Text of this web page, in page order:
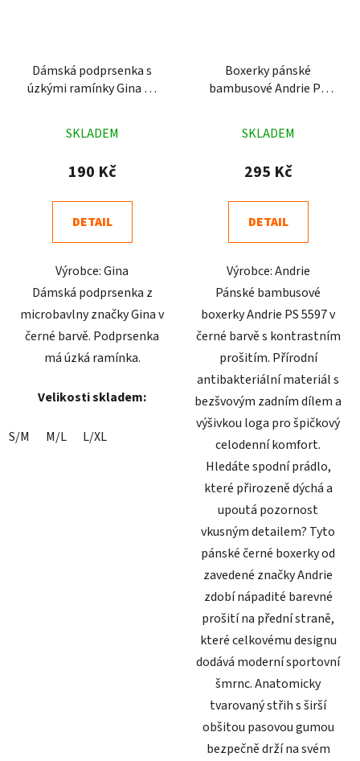
Dámská podprsenka s
úzkými ramínky Gina 01
hodnocení
produktu
4,9
z
hvězdiček.
SKLADEM
190 Kč
DETAIL
Výrobce: Gina
Dámská podprsenka z
microbavlny značky Gina v
černé barvě. Podprsenka
má úzká ramínka.
Velikosti skladem:
S/M M/L L/XL
Boxerky pánské
bambusové Andrie PS
hodnocení
produktu
5,0
z
hvězdiček.
SKLADEM
295 Kč
DETAIL
Výrobce: Andrie
Pánské bambusové
boxerky Andrie PS 5597 v
černé barvě s kontrastním
prošitím. Přírodní
antibakteriální materiál s
bezšvovým zadním dílem a
výšivkou loga pro špičkový
celodenní komfort.
Hledáte spodní prádlo,
které přirozeně dýchá a
upoutá pozornost
vkusným detailem? Tyto
pánské černé boxerky od
zavedené značky Andrie
zdobí nápadité barevné
prošití na přední straně,
které celkovému designu
dodává moderní sportovní
šmrnc. Anatomicky
tvarovaný střih s širší
obšitou pasovou gumou
bezpečně drží na svém